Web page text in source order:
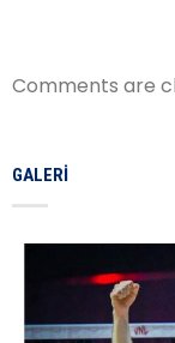
Comments are
GALERI